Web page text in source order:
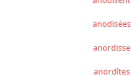
anodisées
anordisse
anordîtes